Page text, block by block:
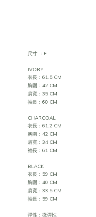
尺寸 ：F
IVORY
衣長：61.5 CM
胸圍：42 CM
肩寬：35 CM
袖長：60 CM
CHARCOAL
衣長：61.2 CM
胸圍：42 CM
肩寬：34 CM
袖長：61 CM
BLACK
衣長：59 CM
胸圍：40 CM
肩寬：33.5 CM
袖長：59 CM
彈性：微彈性